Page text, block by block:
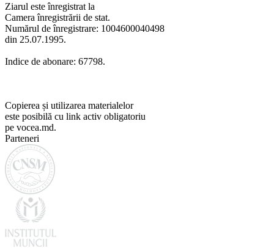
Ziarul este înregistrat la
Camera înregistrării de stat.
Numărul de înregistrare: 1004600040498
din 25.07.1995.
Indice de abonare: 67798.
Copierea și utilizarea materialelor
este posibilă cu link activ obligatoriu
pe vocea.md.
Parteneri